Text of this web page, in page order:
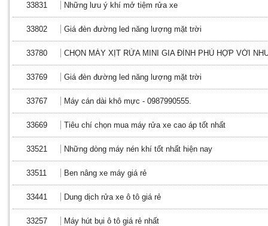
33831 Những lưu ý khí mở tiệm rửa xe
33802 Giá đèn đường led năng lượng mặt trời
33780 CHỌN MÁY XỊT RỬA MINI GIA ĐÌNH PHÙ HỢP VỚI
33769 Giá đèn đường led năng lượng mặt trời
33767 Máy cán dài khô mực - 0987990555.
33669 Tiêu chí chọn mua máy rửa xe cao áp tốt nhất
33521 Những dòng máy nén khí tốt nhất hiện nay
33511 Ben nâng xe máy giá rẻ
33441 Dung dịch rửa xe ô tô giá rẻ
33257 Máy hút bụi ô tô giá rẻ nhất